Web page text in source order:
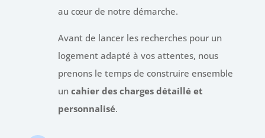
au cœur de notre démarche.
Avant de lancer les recherches pour un
logement adapté à vos attentes, nous
prenons le temps de construire ensemble
un cahier des charges détaillé et
personnalisé.